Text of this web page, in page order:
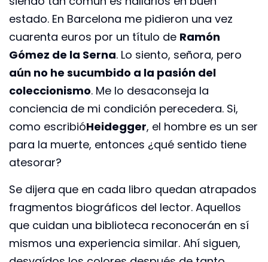
estado. En Barcelona me pidieron una vez
cuarenta euros por un título de Ramón
Gómez de la Serna. Lo siento, señora, pero
aún no he sucumbido a la pasión del
coleccionismo. Me lo desaconseja la
conciencia de mi condición perecedera. Si,
como escribióHeidegger, el hombre es un ser
para la muerte, entonces ¿qué sentido tiene
atesorar?
Se dijera que en cada libro quedan atrapados
fragmentos biográficos del lector. Aquellos
que cuidan una biblioteca reconocerán en sí
mismos una experiencia similar. Ahí siguen,